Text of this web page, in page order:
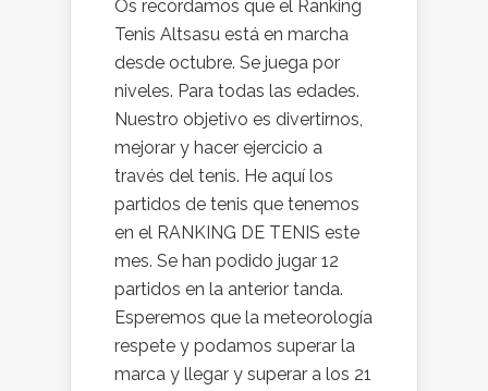
Os recordamos que el Ranking
Tenis Altsasu está en marcha
desde octubre. Se juega por
niveles. Para todas las edades.
Nuestro objetivo es divertirnos,
mejorar y hacer ejercicio a
través del tenis. He aquí los
partidos de tenis que tenemos
en el RANKING DE TENIS este
mes. Se han podido jugar 12
partidos en la anterior tanda.
Esperemos que la meteorología
respete y podamos superar la
marca y llegar y superar a los 21